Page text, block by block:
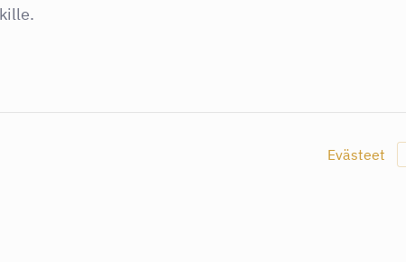
Evästeet